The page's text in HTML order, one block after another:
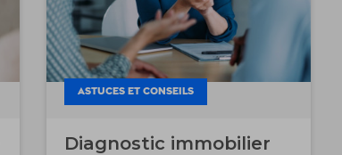
ASTUCES ET CONSEILS
Diagnostic immobilier